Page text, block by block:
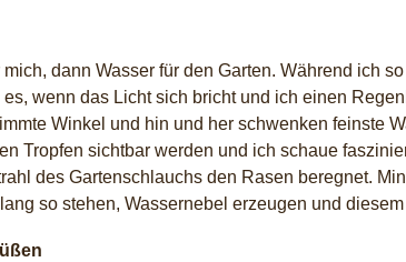
dann Wasser für den Garten. Während ich
wenn das Licht sich bricht und ich einen
Winkel und hin und her schwenken feinste
Tropfen sichtbar werden und ich schaue
des Gartenschlauchs den Rasen beregnet.
so stehen, Wassernebel erzeugen und